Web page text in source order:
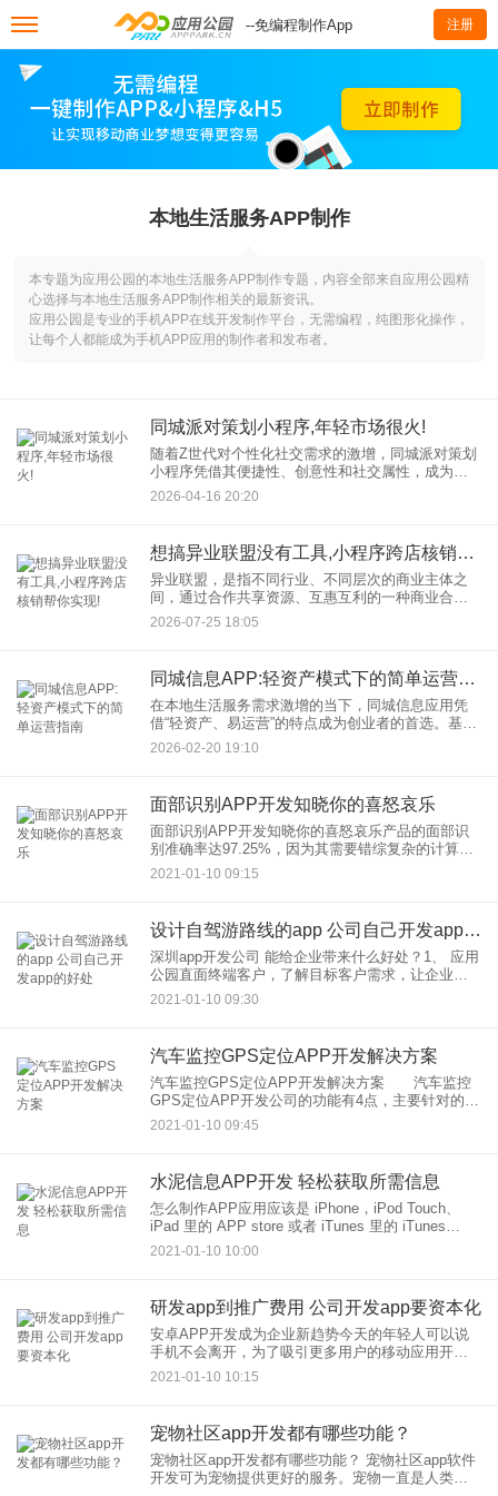
--免编程制作App 注册
本地生活服务APP制作
本专题为应用公园的本地生活服务APP制作专题，内容全部来自应用公园精
心选择与本地生活服务APP制作相关的最新资讯。
应用公园是专业的手机APP在线开发制作平台，无需编程，纯图形化操作，
让每个人都能成为手机APP应用的制作者和发布者。
同城派对策划小程序,年轻市场很火!
随着Z世代对个性化社交需求的激增，同城派对策划
小程序凭借其便捷性、创意性和社交属性，成为年
轻群体举办主题派对、生日会、团建活动的首选工
具。本文从功能设计、市场定位、运营策略三方面
2026-04-16 20:20
想搞异业联盟没有工具,小程序跨店核销帮你实现!
异业联盟，是指不同行业、不同层次的商业主体之
间，通过合作共享资源、互惠互利的一种商业合作
模式。在当下商业环境中，它正逐渐成为一种重要
的商业策略。 异业联盟：从概念到实践的商业变革
2026-07-25 18:05
同城信息APP:轻资产模式下的简单运营指南
在本地生活服务需求激增的当下，同城信息应用凭
借“轻资产、易运营”的特点成为创业者的首选。基于
同城信息APP的核心价值，下面我们来探讨其简单
运营的三大核心策略。本文从功能搭建、用户增
2026-02-20 19:10
面部识别APP开发知晓你的喜怒哀乐
面部识别APP开发知晓你的喜怒哀乐产品的面部识
别准确率达97.25%，因为其需要错综复杂的计算处
理，技术远比简单的图像匹配要复杂得多，为此开
发人员致力于提高面部识别的处理速度，增强追踪
2021-01-10 09:15
设计自驾游路线的app 公司自己开发app的好处
深圳app开发公司 能给企业带来什么好处？1、 应用
公园直面终端客户，了解目标客户需求，让企业的
产品服务信息直触实实在在的目标用户群体。2、为
企业 打通与客 户 沟通互动的渠道。加强了培养 用
2021-01-10 09:30
汽车监控GPS定位APP开发解决方案
汽车监控GPS定位APP开发解决方案 汽车监控
GPS定位APP开发公司的功能有4点，主要针对的是
android/ios客户端。开发语言是JAVA。本篇文章中
APP开发公司陈先生主要讲解下关于汽车监控
2021-01-10 09:45
水泥信息APP开发 轻松获取所需信息
怎么制作APP应用应该是 iPhone，iPod Touch、
iPad 里的 APP store 或者 iTunes 里的 iTunes
Store 中的应用程序吧1、APP store 上的应用 程
2021-01-10 10:00
研发app到推广费用 公司开发app要资本化
安卓APP开发成为企业新趋势今天的年轻人可以说
手机不会离开，为了吸引更多用户的移动应用开发
不应该重复。 APP定制开发逐渐成熟，个性化定制
移动应用已成为主流趋势。我相信随着发展，企业
2021-01-10 10:15
宠物社区app开发都有哪些功能？
宠物社区app开发都有哪些功能？ 宠物社区app软件
开发可为宠物提供更好的服务。宠物一直是人类较